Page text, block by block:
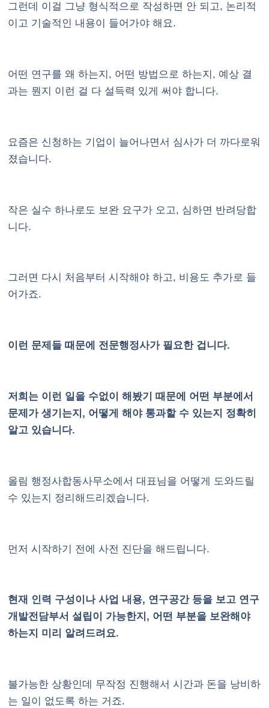
그런데 이걸 그냥 형식적으로 작성하면 안 되고, 논리적
이고 기술적인 내용이 들어가야 해요.
어떤 연구를 왜 하는지, 어떤 방법으로 하는지, 예상 결
과는 뭔지 이런 걸 다 설득력 있게 써야 합니다.
요즘은 신청하는 기업이 늘어나면서 심사가 더 까다로워
졌습니다.
작은 실수 하나로도 보완 요구가 오고, 심하면 반려당합
니다.
그러면 다시 처음부터 시작해야 하고, 비용도 추가로 들
어가죠.
이런 문제들 때문에 전문행정사가 필요한 겁니다.
저희는 이런 일을 수없이 해봤기 때문에 어떤 부분에서
문제가 생기는지, 어떻게 해야 통과할 수 있는지 정확히
알고 있습니다.
올림 행정사합동사무소에서 대표님을 어떻게 도와드릴
수 있는지 정리해드리겠습니다.
먼저 시작하기 전에 사전 진단을 해드립니다.
현재 인력 구성이나 사업 내용, 연구공간 등을 보고 연구
개발전담부서 설립이 가능한지, 어떤 부분을 보완해야
하는지 미리 알려드려요.
불가능한 상황인데 무작정 진행해서 시간과 돈을 낭비하
는 일이 없도록 하는 거죠.